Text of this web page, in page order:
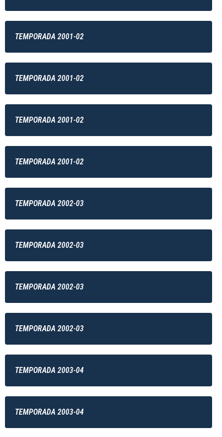
TEMPORADA 2001-02
TEMPORADA 2001-02
TEMPORADA 2001-02
TEMPORADA 2001-02
TEMPORADA 2002-03
TEMPORADA 2002-03
TEMPORADA 2002-03
TEMPORADA 2002-03
TEMPORADA 2003-04
TEMPORADA 2003-04